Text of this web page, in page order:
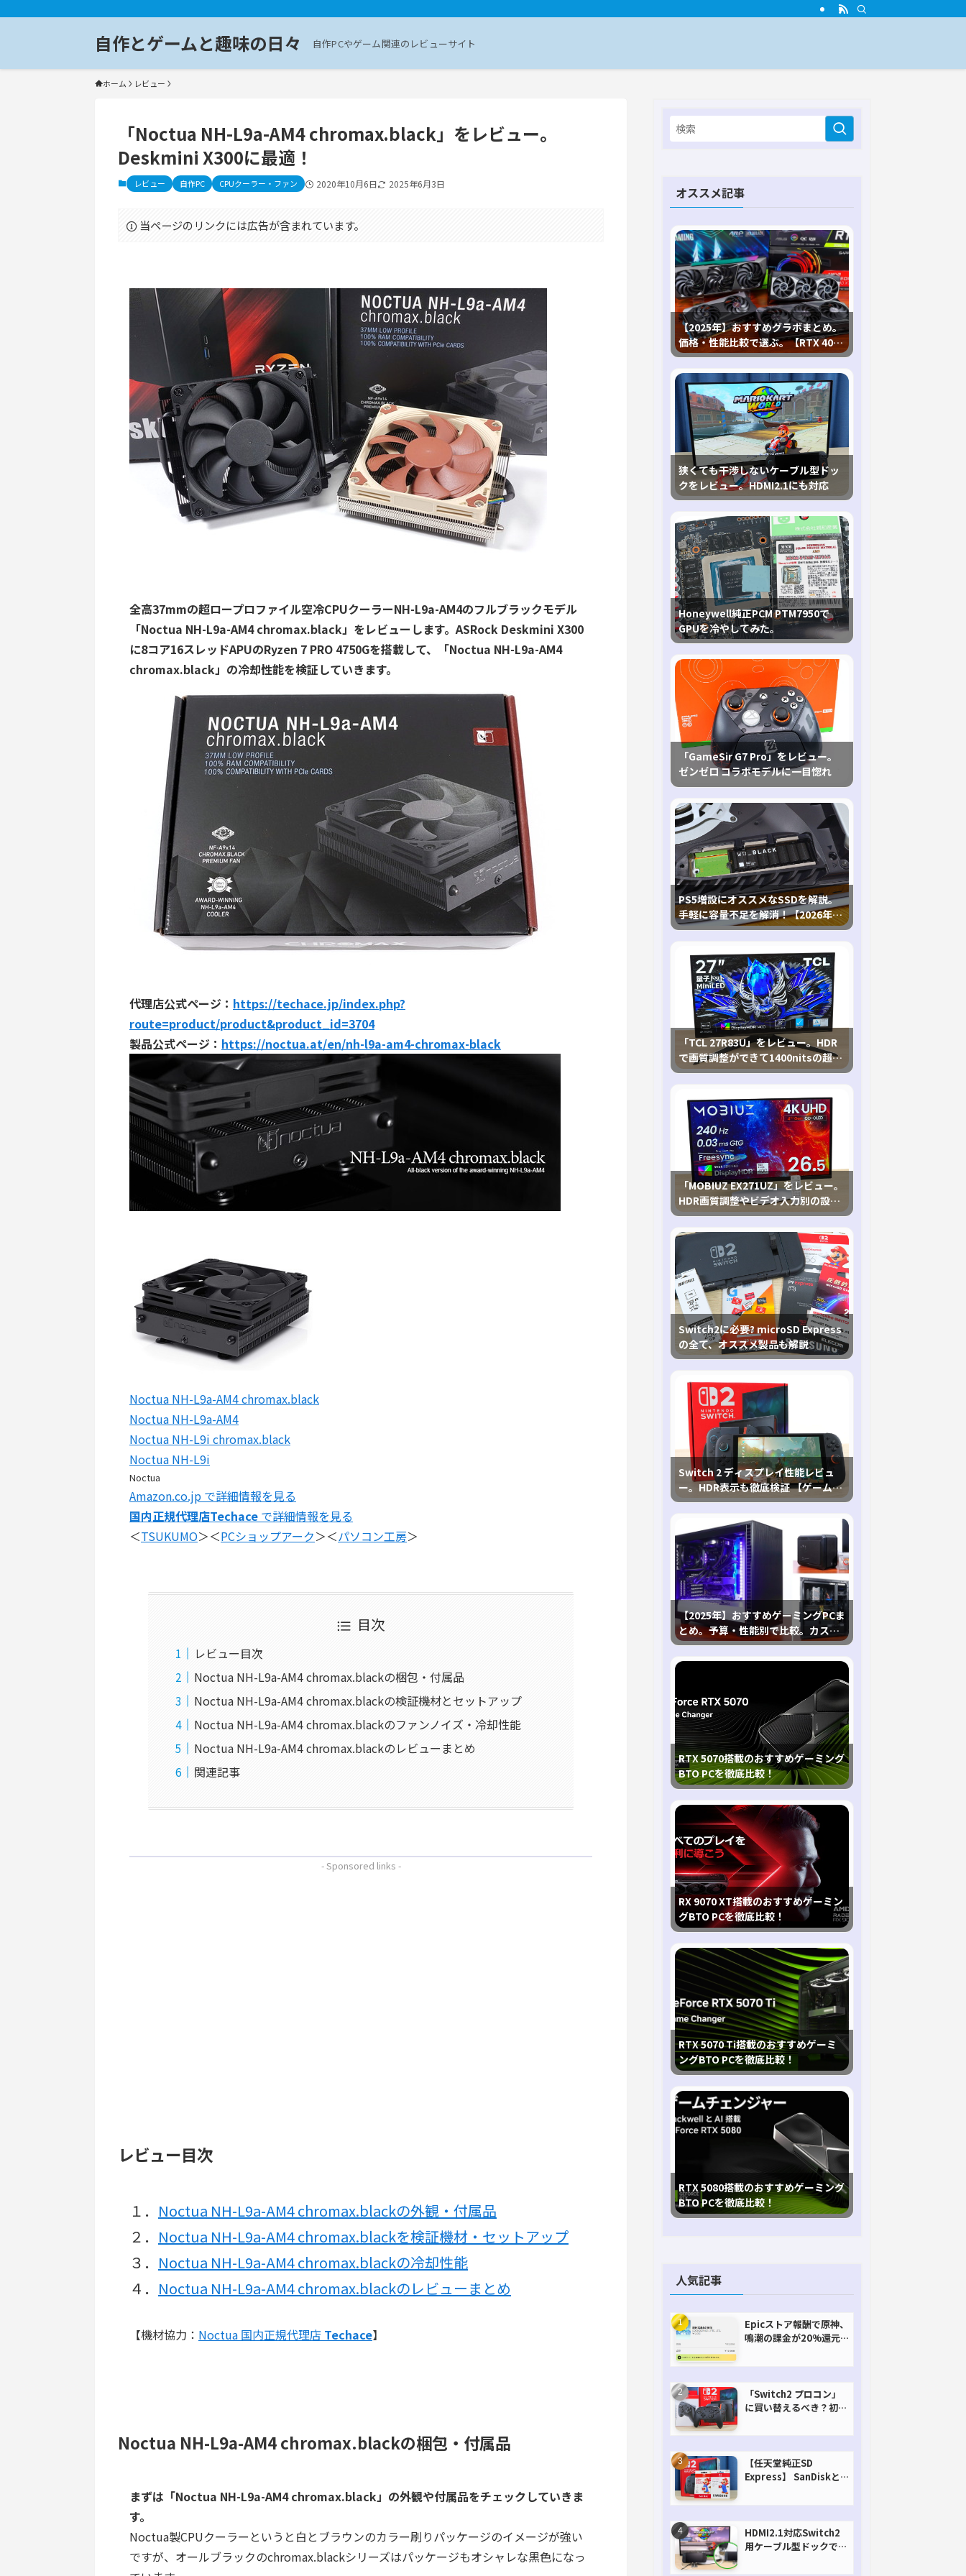
自作とゲームと趣味の日々 自作PCやゲーム関連のレビューサイト
ホーム レビュー
「Noctua NH-L9a-AM4 chromax.black」をレビュー。
Deskmini X300に最適！
レビュー 自作PC CPUクーラー・ファン 2020年10月6日 2025年6月3日
当ページのリンクには広告が含まれています。
全高37mmの超ロープロファイル空冷CPUクーラーNH-L9a-AM4のフルブラックモデル
「Noctua NH-L9a-AM4 chromax.black」をレビューします。ASRock Deskmini X300
に8コア16スレッドAPUのRyzen 7 PRO 4750Gを搭載して、「Noctua NH-L9a-AM4
chromax.black」の冷却性能を検証していきます。
代理店公式ページ： https://techace.jp/index.php?
route=product/product&product_id=3704
製品公式ページ： https://noctua.at/en/nh-l9a-am4-chromax-black
Noctua NH-L9a-AM4 chromax.black
Noctua NH-L9a-AM4
Noctua NH-L9i chromax.black
Noctua NH-L9i
Noctua
Amazon.co.jp で詳細情報を見る
国内正規代理店Techace で詳細情報を見る
＜TSUKUMO＞＜PCショップアーク＞＜パソコン工房＞
目次
レビュー目次
Noctua NH-L9a-AM4 chromax.blackの梱包・付属品
Noctua NH-L9a-AM4 chromax.blackの検証機材とセットアップ
Noctua NH-L9a-AM4 chromax.blackのファンノイズ・冷却性能
Noctua NH-L9a-AM4 chromax.blackのレビューまとめ
関連記事
- Sponsored links -
レビュー目次
１． Noctua NH-L9a-AM4 chromax.blackの外観・付属品
２． Noctua NH-L9a-AM4 chromax.blackを検証機材・セットアップ
３． Noctua NH-L9a-AM4 chromax.blackの冷却性能
４． Noctua NH-L9a-AM4 chromax.blackのレビューまとめ
【機材協力： Noctua 国内正規代理店 Techace】
Noctua NH-L9a-AM4 chromax.blackの梱包・付属品
まずは「Noctua NH-L9a-AM4 chromax.black」の外観や付属品をチェックしていきま
す。
Noctua製CPUクーラーというと白とブラウンのカラー刷りパッケージのイメージが強い
ですが、オールブラックのchromax.blackシリーズはパッケージもオシャレな黒色になっ
オススメ記事
【2025年】おすすめグラボまとめ。
価格・性能比較で選ぶ。【RTX 40,
RX 7000各種に対応】
狭くても干渉しないケーブル型ドッ
クをレビュー。HDMI2.1にも対応
Honeywell純正PCM PTM7950で
GPUを冷やしてみた。
「GameSir G7 Pro」をレビュー。
ゼンゼロ コラボモデルに一目惚れ
PS5増設にオススメなSSDを解説。
手軽に容量不足を解消！【2026年最
新、PS5 Proにも対応】
「TCL 27R83U」をレビュー。HDR
で画質調整ができて1400nitsの超高
輝度も発揮！
「MOBIUZ EX271UZ」をレビュー。
HDR画質調整やビデオ入力別の設定
が可能な4K有機ELゲーミングモニタ
を徹底検証
Switch2に必要? microSD Express
の全て、オススメ製品も解説
Switch 2 ディスプレイ性能レビュ
ー。HDR表示も徹底検証 【ゲームに
おけるHDRの未来を切り開く1台！】
【2025年】おすすめゲーミングPCま
とめ。予算・性能別で比較。カスタ
マイズ指南も
RTX 5070搭載のおすすめゲーミング
BTO PCを徹底比較！
RX 9070 XT搭載のおすすめゲーミン
グBTO PCを徹底比較！
RTX 5070 Ti搭載のおすすめゲーミ
ングBTO PCを徹底比較！
RTX 5080搭載のおすすめゲーミング
BTO PCを徹底比較！
人気記事
Epicストア報酬で原神、
鳴潮の課金が20%還元
「Switch2 プロコン」
に買い替えるべき？初代
【任天堂純正SD
Express】 SanDiskと
HDMI2.1対応Switch2
用ケーブル型ドックで省